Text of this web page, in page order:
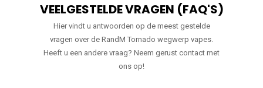
VEELGESTELDE VRAGEN (FAQ'S)
Hier vindt u antwoorden op de meest gestelde
vragen over de RandM Tornado wegwerp vapes.
Heeft u een andere vraag? Neem gerust contact met
ons op!